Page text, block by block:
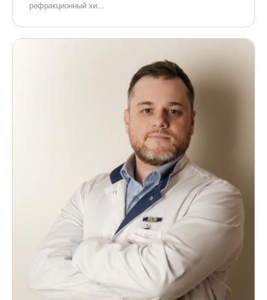
рефракционный хи…